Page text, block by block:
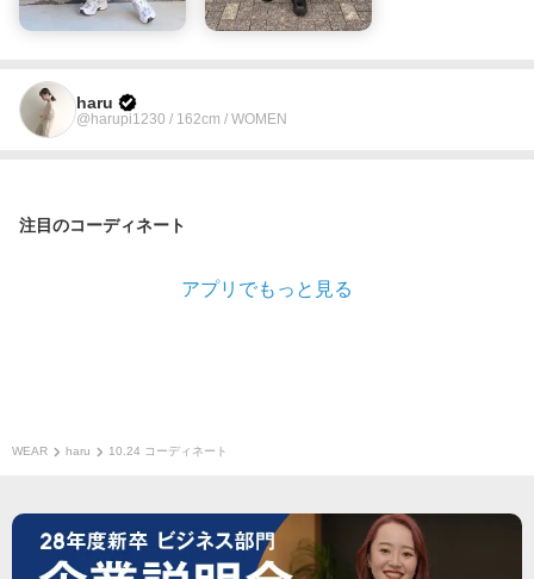
haru
@harupi1230 / 162cm / WOMEN
注目のコーディネート
アプリでもっと見る
WEAR haru 10.24 コーディネート